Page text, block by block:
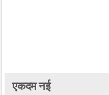
एकदम नई